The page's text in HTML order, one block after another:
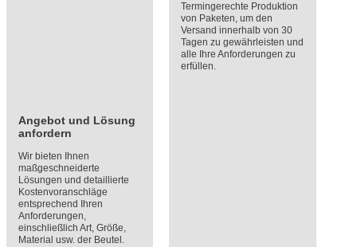
Angebot und Lösung
anfordern
Wir bieten Ihnen
maßgeschneiderte
Lösungen und detaillierte
Kostenvoranschläge
entsprechend Ihren
Anforderungen,
einschließlich Art, Größe,
Material usw. der Beutel.
Termingerechte Produktion
von Paketen, um den
Versand innerhalb von 30
Tagen zu gewährleisten und
alle Ihre Anforderungen zu
erfüllen.